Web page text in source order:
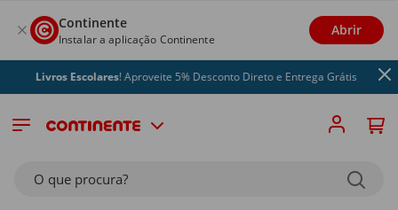
Continente
Instalar a aplicação Continente
Abrir
Escolares! Aproveite 5% Desconto Direto e Entrega Grátis
O que procura?
Supermercado Online